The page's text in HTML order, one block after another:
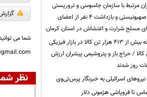
شما می
نظر
مرتبط با سازمان جاسوسی و تروریستی
رژیم صهیونیستی و بازداشت ۴ نفر از اعضای
مسلح شرارت و اغتشاش در استان کرمان
معامله بیش از ۴۱۳ هزار تن کالا در بازار فیزیکی
/ حراج باز و پتروشیمی پیشران ارزش
روز شدند
اسرائیلی به خبرنگار پرس‌تی‌وی
تا فروپاشی هژمونی دلار